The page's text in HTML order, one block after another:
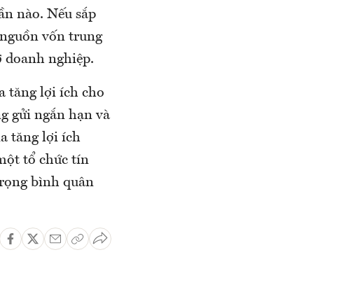
nào. Nếu sắp
vốn trung
doanh nghiệp.
tăng lợi ích cho
gửi ngắn hạn và
tăng lợi ích
tổ chức tín
bình quân